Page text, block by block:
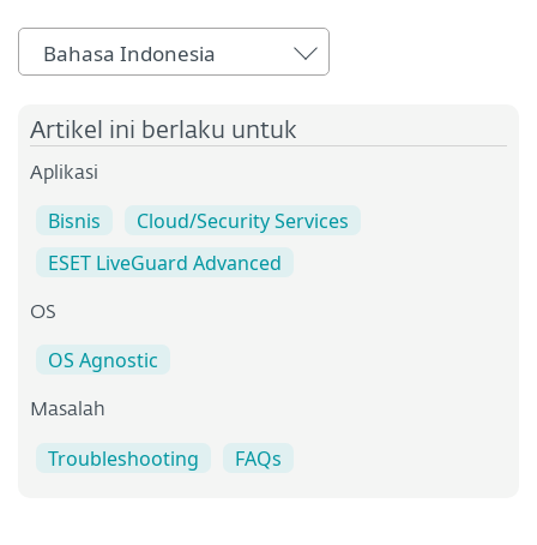
Bahasa Indonesia
Artikel ini berlaku untuk
Aplikasi
Bisnis
Cloud/Security Services
ESET LiveGuard Advanced
OS
OS Agnostic
Masalah
Troubleshooting FAQs